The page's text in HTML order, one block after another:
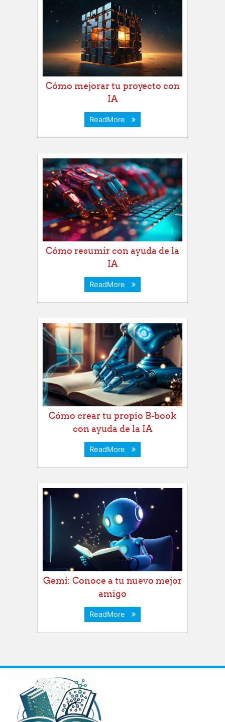
Cómo mejorar tu proyecto con
IA
ReadMore
Cómo resumir con ayuda de la
IA
ReadMore
Cómo crear tu propio B-book
con ayuda de la IA
ReadMore
Gemi: Conoce a tu nuevo mejor
amigo
ReadMore